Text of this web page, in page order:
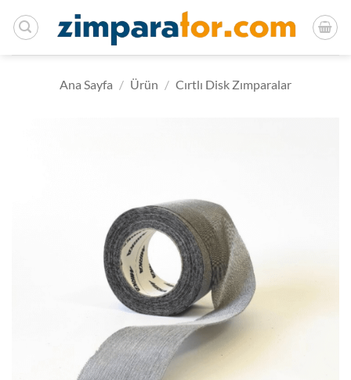
atla
Ana Sayfa / Ürün / Cırtlı Disk Zımparalar